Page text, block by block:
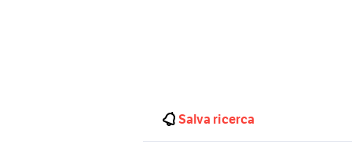
Salva ricerca